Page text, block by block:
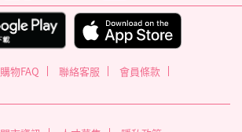
購物FAQ 聯絡客服
會員條款